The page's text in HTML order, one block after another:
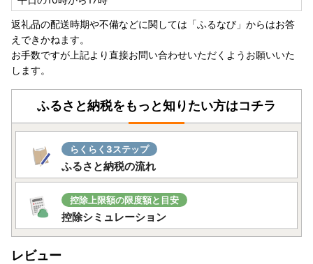
返礼品の配送時期や不備などに関しては「ふるなび」からはお答
えできかねます。
お手数ですが上記より直接お問い合わせいただくようお願いいた
します。
ふるさと納税をもっと知りたい方はコチラ
らくらく3ステップ
ふるさと納税の流れ
控除上限額の限度額と目安
控除シミュレーション
レビュー